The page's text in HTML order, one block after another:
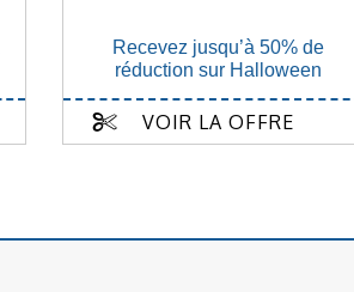
Recevez jusqu’à 50% de
réduction sur Halloween
VOIR LA OFFRE